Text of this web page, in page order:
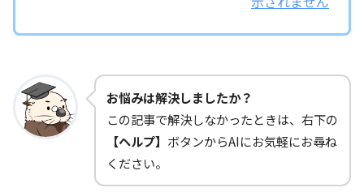
お悩みは解決しましたか？
この記事で解決しなかったときは、右下の
【ヘルプ】 ボタンからAIにお気軽にお尋ね
ください。